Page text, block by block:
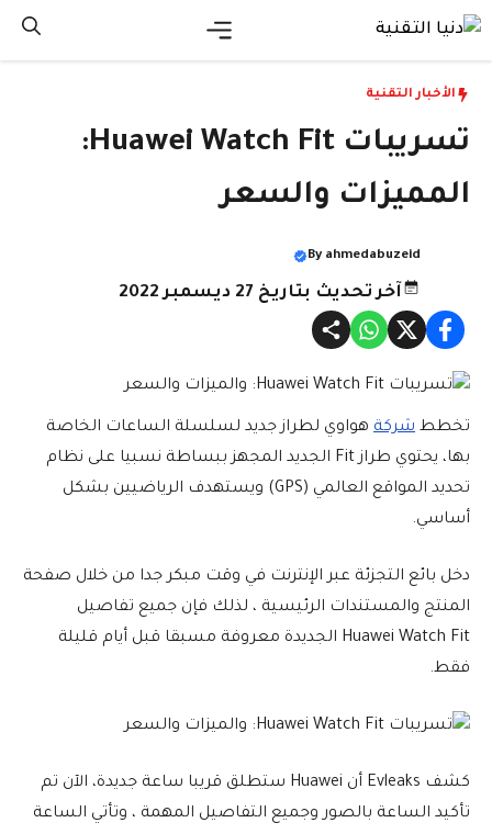
انتقل
الأخبار التقنية
تسريبات Huawei Watch Fit:
المميزات والسعر
By ahmedabuzeid
آخر تحديث بتاريخ 27 ديسمبر 2022
تخطط شركة هواوي لطراز جديد لسلسلة الساعات الخاصة
بها، يحتوي طراز Fit الجديد المجهز ببساطة نسبيا على نظام
تحديد المواقع العالمي (GPS) ويستهدف الرياضيين بشكل
أساسي.
دخل بائع التجزئة عبر الإنترنت في وقت مبكر جدا من خلال صفحة
المنتج والمستندات الرئيسية ، لذلك فإن جميع تفاصيل
Huawei Watch Fit الجديدة معروفة مسبقا قبل أيام قليلة
فقط.
كشف Evleaks أن Huawei ستطلق قريبا ساعة جديدة، الآن تم
تأكيد الساعة بالصور وجميع التفاصيل المهمة ، وتأتي الساعة